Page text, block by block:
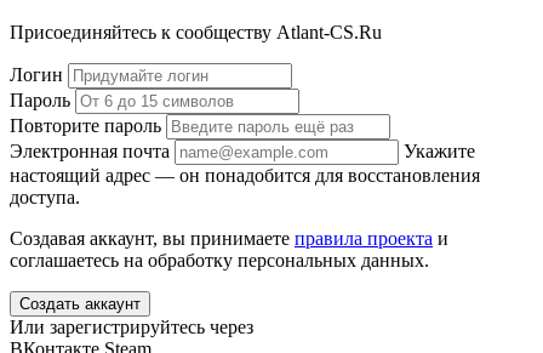
Присоединяйтесь к сообществу Atlant-CS.Ru
Логин
Пароль
Повторите пароль
Электронная почта
Укажите
настоящий адрес — он понадобится для восстановления
доступа.
Создавая аккаунт, вы принимаете правила проекта и
соглашаетесь на обработку персональных данных.
Создать аккаунт
Или зарегистрируйтесь через
ВКонтакте Steam